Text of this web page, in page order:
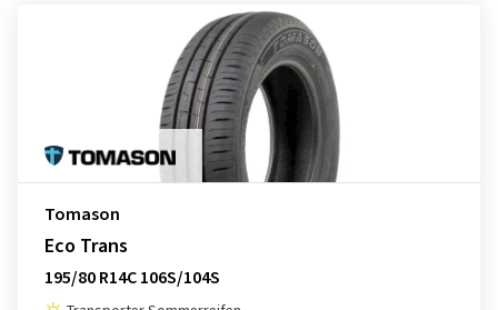
Tomason
Eco Trans
195/80 R14C 106S/104S